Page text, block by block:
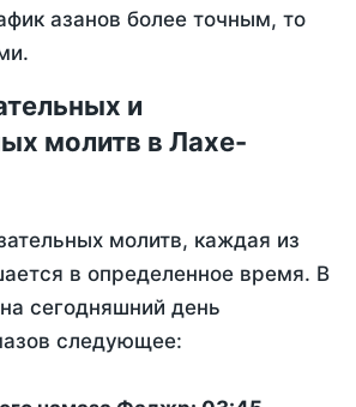
азанов более точным, то
и
молитв в Лахе-
молитв, каждая из
в определенное время. В
сегодняшний день
следующее: